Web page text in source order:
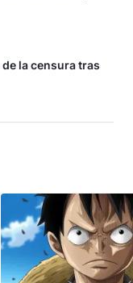
de la censura tras